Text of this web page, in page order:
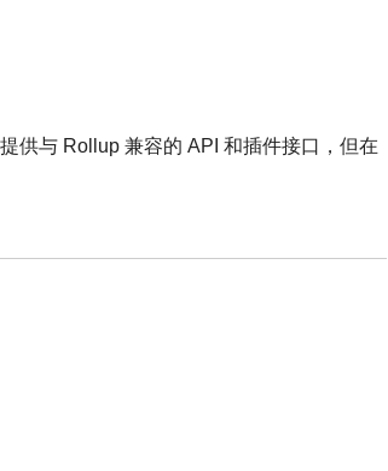
供与 Rollup 兼容的 API 和插件接口，但在